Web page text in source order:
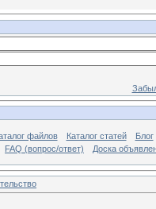
файлов Каталог статей
Блог
FAQ (вопрос/ответ)
Доска